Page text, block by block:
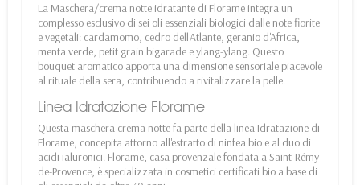
La Maschera/crema notte idratante di Florame integra un
complesso esclusivo di sei oli essenziali biologici dalle note fiorite
e vegetali: cardamomo, cedro dell'Atlante, geranio d'Africa,
menta verde, petit grain bigarade e ylang-ylang. Questo
bouquet aromatico apporta una dimensione sensoriale piacevole
al rituale della sera, contribuendo a rivitalizzare la pelle.
Linea Idratazione Florame
Questa maschera crema notte fa parte della linea Idratazione di
Florame, concepita attorno all'estratto di ninfea bio e al duo di
acidi ialuronici. Florame, casa provenzale fondata a Saint-Rémy-
de-Provence, è specializzata in cosmetici certificati bio a base di